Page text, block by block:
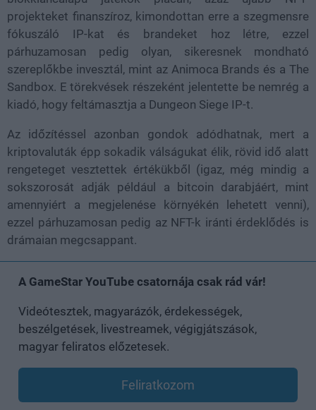
projekteket finanszíroz, kimondottan erre a szegmensre
fókuszáló IP-kat és brandeket hoz létre, ezzel
párhuzamosan pedig olyan, sikeresnek mondható
szereplőkbe invesztál, mint az Animoca Brands és a The
Sandbox. E törekvések részeként jelentette be nemrég a
kiadó, hogy feltámasztja a Dungeon Siege IP-t.
Az időzítéssel azonban gondok adódhatnak, mert a
kriptovaluták épp sokadik válságukat élik, rövid idő alatt
rengeteget vesztettek értékükből (igaz, még mindig a
sokszorosát adják például a bitcoin darabjáért, mint
amennyiért a megjelenése környékén lehetett venni),
ezzel párhuzamosan pedig az NFT-k iránti érdeklődés is
drámaian megcsappant.
A GameStar YouTube csatornája csak rád vár!
Videótesztek, magyarázók, érdekességek,
beszélgetések, livestreamek, végigjátszások,
magyar feliratos előzetesek.
Feliratkozom